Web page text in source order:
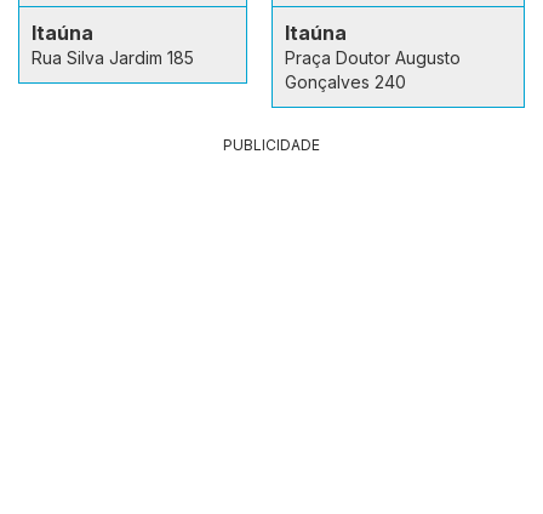
Itaúna
Rua Silva Jardim 185
Itaúna
Praça Doutor Augusto
Gonçalves 240
PUBLICIDADE